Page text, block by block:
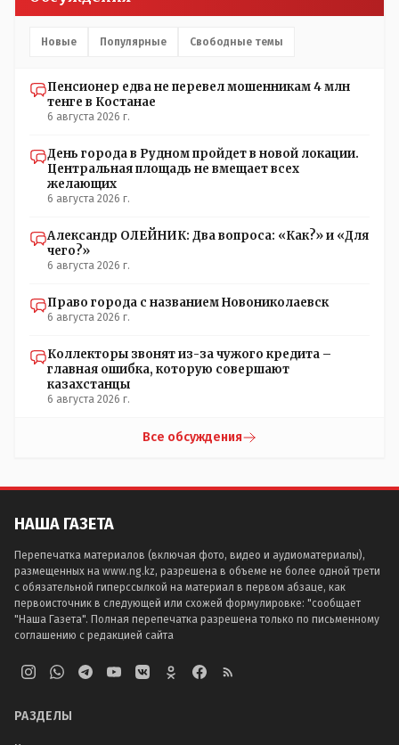
и двух письмоводителей, в уездном управлении
Имелись уездный и ветеринарный врачи, повивальная
города Константиновича в Костанае не назвали улицу и
не установили памятник.// vofkakst: Где ономасты,
Какие проблемы, почему кто то должен делать что то за
вас- - выдвинете идею, создайте инициативную группу,
напишите ходатайство в гор.маслихат и без истерик -
вперёд. Под лежачий камень- вода не потечёт. Насчёт
они найдутся.
Новые Популярные Свободные темы
Пенсионер едва не перевел мошенникам 4 млн
тенге в Костанае
6 августа 2026 г.
День города в Рудном пройдет в новой локации.
Центральная площадь не вмещает всех
желающих
6 августа 2026 г.
Александр ОЛЕЙНИК: Два вопроса: «Как?» и «Для
чего?»
6 августа 2026 г.
Право города с названием Новониколаевск
6 августа 2026 г.
Коллекторы звонят из-за чужого кредита –
главная ошибка, которую совершают
казахстанцы
6 августа 2026 г.
Все обсуждения
НАША ГАЗЕТА
Перепечатка материалов (включая фото, видео и аудиоматериалы),
размещенных на www.ng.kz, разрешена в объеме не более одной трети
с обязательной гиперссылкой на материал в первом абзаце, как
первоисточник в следующей или схожей формулировке: "сообщает
"Наша Газета". Полная перепечатка разрешена только по письменному
соглашению с редакцией сайта
РАЗДЕЛЫ